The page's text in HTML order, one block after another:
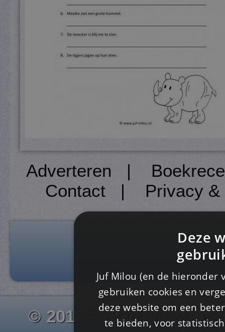
Adverteren |
Contact| Privacy
© 2012 - 2026
Deze
Juf Milou (en de
gebruiken cookies en
deze website om een
te bieden, voor